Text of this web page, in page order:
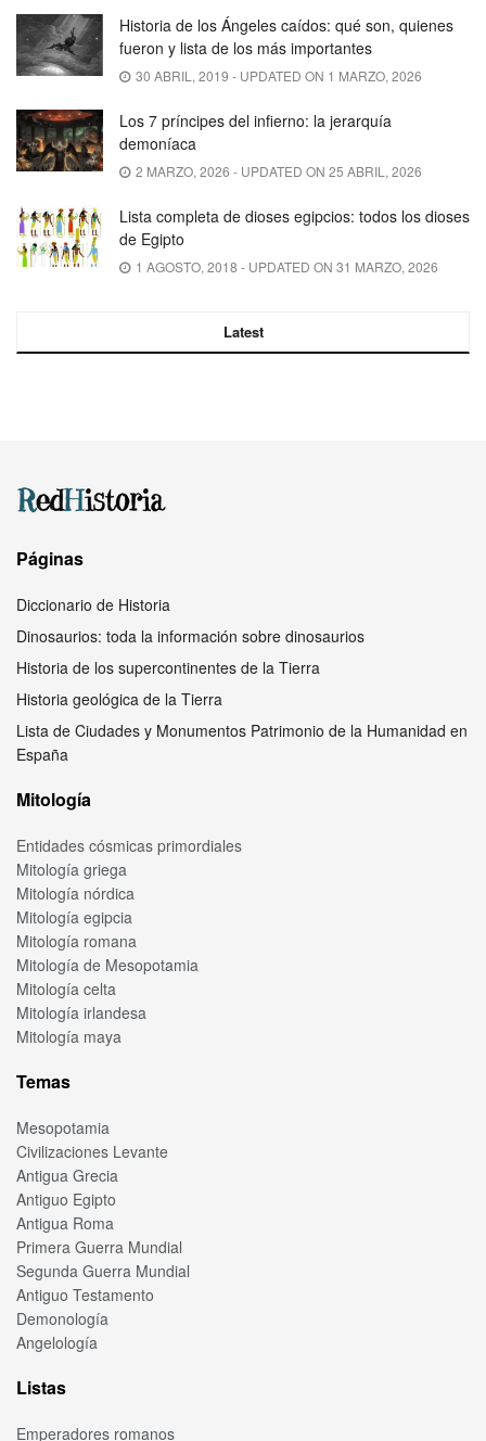
Historia de los Ángeles caídos: qué son, quienes
fueron y lista de los más importantes
30 ABRIL, 2019 - UPDATED ON 1 MARZO, 2026
Los 7 príncipes del infierno: la jerarquía
demoníaca
2 MARZO, 2026 - UPDATED ON 25 ABRIL, 2026
Lista completa de dioses egipcios: todos los dioses
de Egipto
1 AGOSTO, 2018 - UPDATED ON 31 MARZO, 2026
Latest
Páginas
Diccionario de Historia
Dinosaurios: toda la información sobre dinosaurios
Historia de los supercontinentes de la Tierra
Historia geológica de la Tierra
Lista de Ciudades y Monumentos Patrimonio de la Humanidad en
España
Mitología
Entidades cósmicas primordiales
Mitología griega
Mitología nórdica
Mitología egipcia
Mitología romana
Mitología de Mesopotamia
Mitología celta
Mitología irlandesa
Mitología maya
Temas
Mesopotamia
Civilizaciones Levante
Antigua Grecia
Antiguo Egipto
Antigua Roma
Primera Guerra Mundial
Segunda Guerra Mundial
Antiguo Testamento
Demonología
Angelología
Listas
Emperadores romanos